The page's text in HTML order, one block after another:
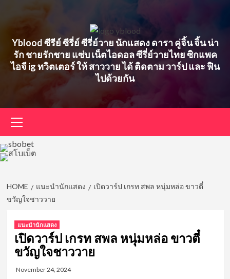
Yblood ซีรีย์ ซีรี่ย์ ซีรี่ย์วาย นักแสดง ดารา คู่จิ้น จิ้น น่า
รัก ชายรักชาย แซ่บ เน็ตไอดอล ซีรี่ย์วายไทย ซิกแพค
ไอจี ig ทวิตเตอร์ ให้ สาววาย ได้ ติดตาม วาร์ป และ ฟิน
ไปด้วยกัน
Menu
HOME แนะนำนักแสดง
เปิดวาร์ป เกรท สพล หนุ่มหล่อ ขาวตี๋
ขวัญใจชาววาย
แนะนำนักแสดง
เปิดวาร์ป เกรท สพล หนุ่มหล่อ ขาวตี๋
ขวัญใจชาววาย
November 24, 2024